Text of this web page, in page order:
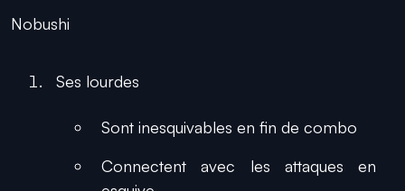
Nobushi
Ses lourdes
Sont inesquivables en fin de combo
Connectent avec les attaques en